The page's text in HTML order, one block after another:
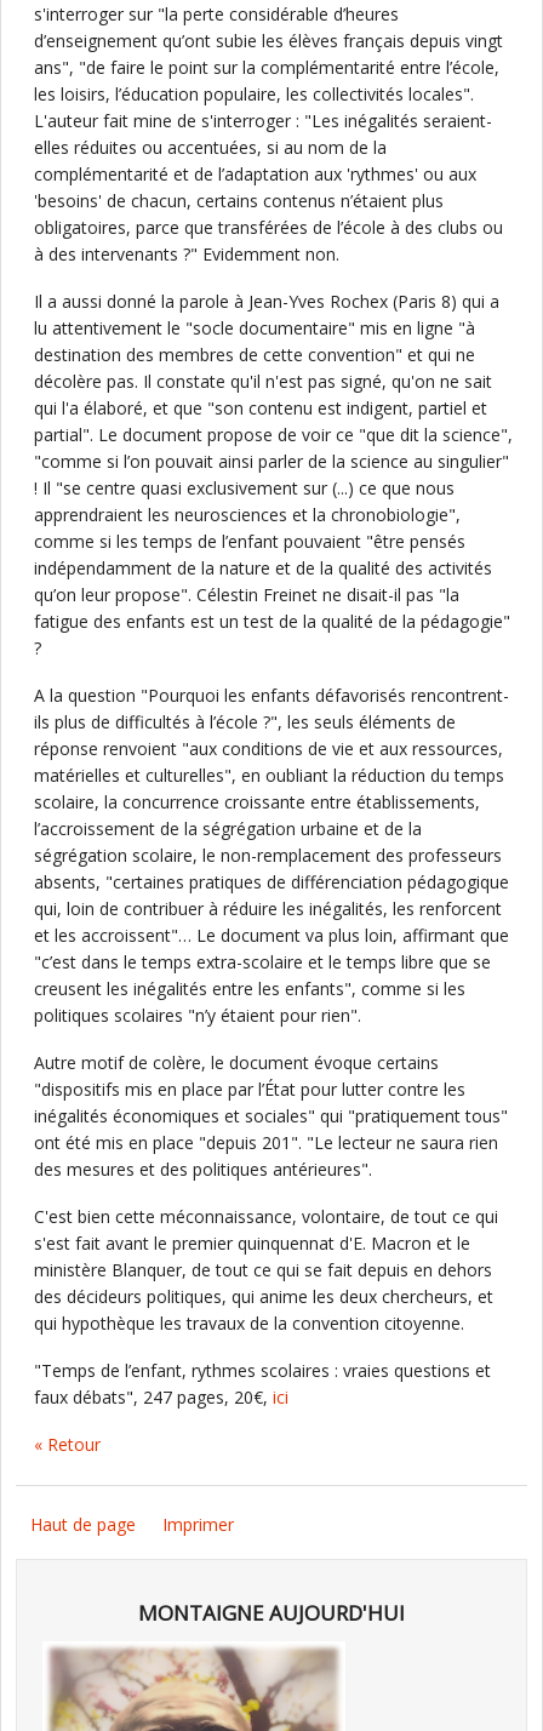
s'interroger sur "la perte considérable d’heures
d’enseignement qu’ont subie les élèves français depuis vingt
ans", "de faire le point sur la complémentarité entre l’école,
les loisirs, l’éducation populaire, les collectivités locales".
L'auteur fait mine de s'interroger : "Les inégalités seraient-
elles réduites ou accentuées, si au nom de la
complémentarité et de l’adaptation aux 'rythmes' ou aux
'besoins' de chacun, certains contenus n’étaient plus
obligatoires, parce que transférées de l’école à des clubs ou
à des intervenants ?" Evidemment non.
Il a aussi donné la parole à Jean-Yves Rochex (Paris 8) qui a
lu attentivement le "socle documentaire" mis en ligne "à
destination des membres de cette convention" et qui ne
décolère pas. Il constate qu'il n'est pas signé, qu'on ne sait
qui l'a élaboré, et que "son contenu est indigent, partiel et
partial". Le document propose de voir ce "que dit la science",
"comme si l’on pouvait ainsi parler de la science au singulier"
! Il "se centre quasi exclusivement sur (...) ce que nous
apprendraient les neurosciences et la chronobiologie",
comme si les temps de l’enfant pouvaient "être pensés
indépendamment de la nature et de la qualité des activités
qu’on leur propose". Célestin Freinet ne disait-il pas "la
fatigue des enfants est un test de la qualité de la pédagogie"
?
A la question "Pourquoi les enfants défavorisés rencontrent-
ils plus de difficultés à l’école ?", les seuls éléments de
réponse renvoient "aux conditions de vie et aux ressources,
matérielles et culturelles", en oubliant la réduction du temps
scolaire, la concurrence croissante entre établissements,
l’accroissement de la ségrégation urbaine et de la
ségrégation scolaire, le non-remplacement des professeurs
absents, "certaines pratiques de différenciation pédagogique
qui, loin de contribuer à réduire les inégalités, les renforcent
et les accroissent"… Le document va plus loin, affirmant que
"c’est dans le temps extra-scolaire et le temps libre que se
creusent les inégalités entre les enfants", comme si les
politiques scolaires "n’y étaient pour rien".
Autre motif de colère, le document évoque certains
"dispositifs mis en place par l’État pour lutter contre les
inégalités économiques et sociales" qui "pratiquement tous"
ont été mis en place "depuis 201". "Le lecteur ne saura rien
des mesures et des politiques antérieures".
C'est bien cette méconnaissance, volontaire, de tout ce qui
s'est fait avant le premier quinquennat d'E. Macron et le
ministère Blanquer, de tout ce qui se fait depuis en dehors
des décideurs politiques, qui anime les deux chercheurs, et
qui hypothèque les travaux de la convention citoyenne.
"Temps de l’enfant, rythmes scolaires : vraies questions et
faux débats", 247 pages, 20€, ici
« Retour
Haut de page Imprimer
MONTAIGNE AUJOURD'HUI